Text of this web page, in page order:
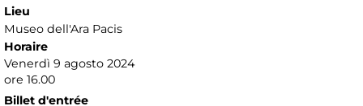
Lieu
Museo dell'Ara Pacis
Horaire
Venerdì 9 agosto 2024
ore 16.00
Billet d'entrée